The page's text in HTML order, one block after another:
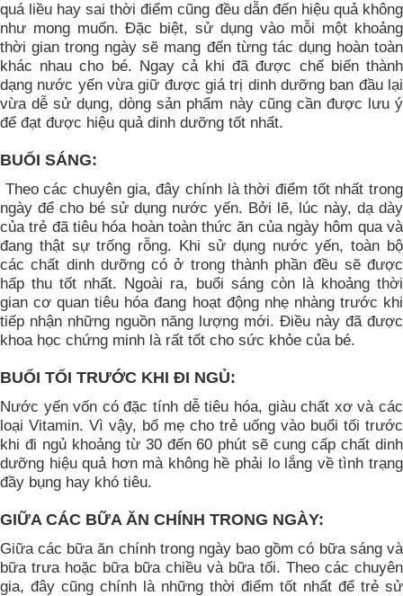
quá liều hay sai thời điểm cũng đều dẫn đến hiệu quả không
như mong muốn. Đặc biệt, sử dụng vào mỗi một khoảng
thời gian trong ngày sẽ mang đến từng tác dụng hoàn toàn
khác nhau cho bé. Ngay cả khi đã được chế biến thành
dạng nước yến vừa giữ được giá trị dinh dưỡng ban đầu lại
vừa dễ sử dụng, dòng sản phẩm này cũng cần được lưu ý
để đạt được hiệu quả dinh dưỡng tốt nhất.
BUỔI SÁNG:
Theo các chuyên gia, đây chính là thời điểm tốt nhất trong
ngày để cho bé sử dụng nước yến. Bởi lẽ, lúc này, dạ dày
của trẻ đã tiêu hóa hoàn toàn thức ăn của ngày hôm qua và
đang thật sự trống rỗng. Khi sử dụng nước yến, toàn bộ
các chất dinh dưỡng có ở trong thành phần đều sẽ được
hấp thu tốt nhất. Ngoài ra, buổi sáng còn là khoảng thời
gian cơ quan tiêu hóa đang hoạt động nhẹ nhàng trước khi
tiếp nhận những nguồn năng lượng mới. Điều này đã được
khoa học chứng minh là rất tốt cho sức khỏe của bé.
BUỔI TỐI TRƯỚC KHI ĐI NGỦ:
Nước yến vốn có đặc tính dễ tiêu hóa, giàu chất xơ và các
loại Vitamin. Vì vậy, bố mẹ cho trẻ uống vào buổi tối trước
khi đi ngủ khoảng từ 30 đến 60 phút sẽ cung cấp chất dinh
dưỡng hiệu quả hơn mà không hề phải lo lắng về tình trạng
đầy bụng hay khó tiêu.
GIỮA CÁC BỮA ĂN CHÍNH TRONG NGÀY:
Giữa các bữa ăn chính trong ngày bao gồm có bữa sáng và
bữa trưa hoặc bữa bữa chiều và bữa tối. Theo các chuyên
gia, đây cũng chính là những thời điểm tốt nhất để trẻ sử